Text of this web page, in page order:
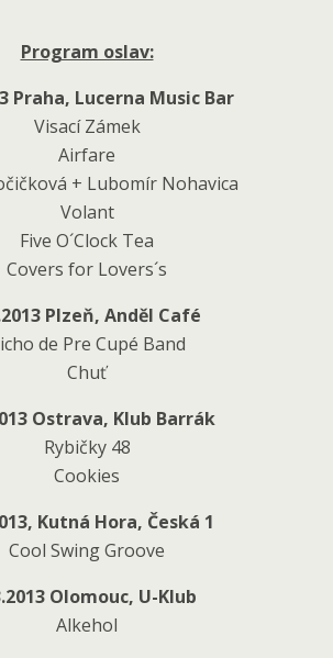
Program oslav:
Praha, Lucerna Music Bar
Visací Zámek
Airfare
+ Lubomír Nohavica
Volant
Five O´Clock Tea
Covers for Lovers´s
Plzeň, Anděl Café
de Pre Cupé Band
Chuť
Ostrava, Klub Barrák
Rybičky 48
Cookies
Kutná Hora, Česká 1
Cool Swing Groove
Olomouc, U-Klub
Alkehol